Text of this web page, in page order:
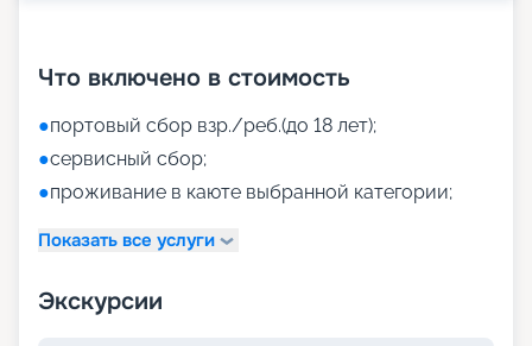
Что включено в стоимость
●портовый сбор взр./реб.(до 18 лет);
●сервисный сбор;
●проживание в каюте выбранной категории;
Показать все услуги
Экскурсии